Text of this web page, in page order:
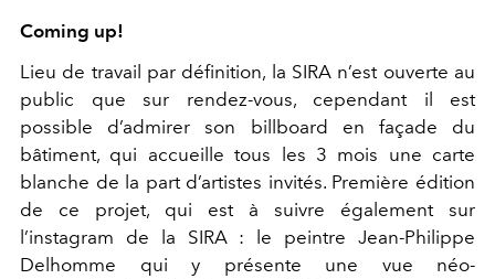
Coming up!
Lieu de travail par définition, la SIRA n’est ouverte au
public que sur rendez-vous, cependant il est
possible d’admirer son billboard en façade du
bâtiment, qui accueille tous les 3 mois une carte
blanche de la part d’artistes invités. Première édition
de ce projet, qui est à suivre également sur
l’instagram de la SIRA : le peintre Jean-Philippe
Delhomme qui y présente une vue néo-